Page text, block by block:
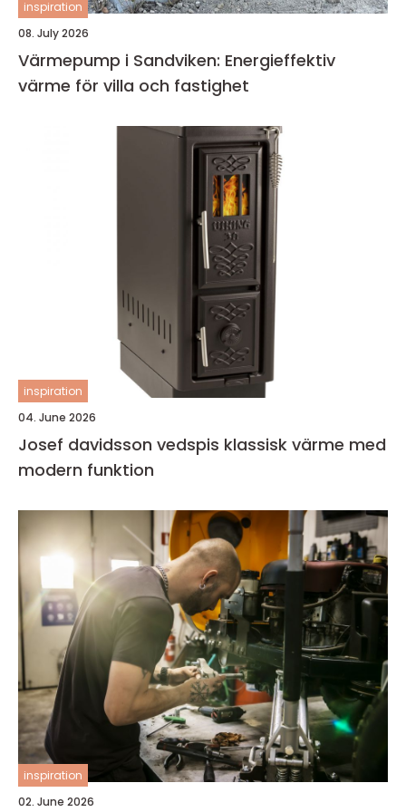
inspiration
08. July 2026
Värmepump i Sandviken: Energieffektiv
värme för villa och fastighet
inspiration
04. June 2026
Josef davidsson vedspis klassisk värme med
modern funktion
inspiration
02. June 2026